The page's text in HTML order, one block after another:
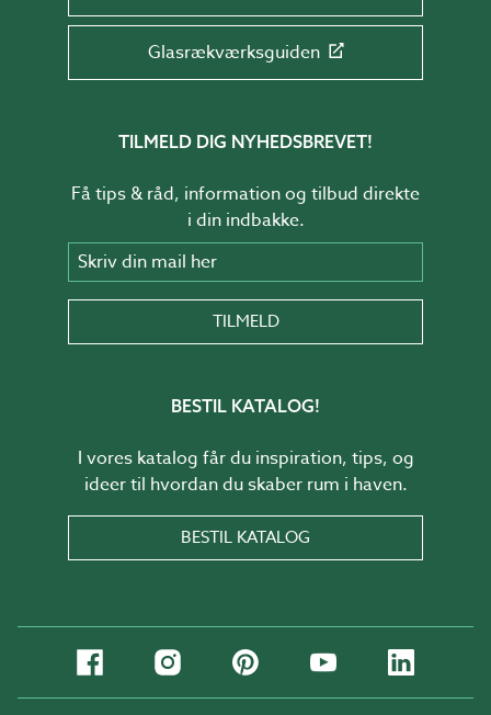
Glasrækværksguiden
TILMELD DIG NYHEDSBREVET!
Få tips & råd, information og tilbud direkte
i din indbakke.
Skriv din mail her
TILMELD
BESTIL KATALOG!
I vores katalog får du inspiration, tips, og
ideer til hvordan du skaber rum i haven.
BESTIL KATALOG